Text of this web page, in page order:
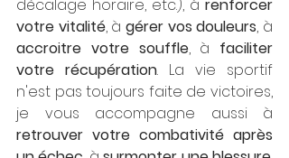
décalage horaire, etc.), à renforcer
votre vitalité, à gérer vos douleurs
accroitre votre souffle, à faciliter
votre récupération. La vie sportif
n'est pas toujours faite de victoires,
retrouver votre combativité après